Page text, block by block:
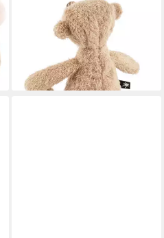
beige small (1-St)
ab 19,95 €
lieferbar - in 3-4 Werktagen bei dir